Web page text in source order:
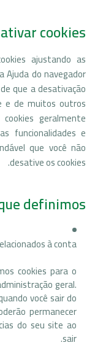
cookies
ajustando as
Ajuda do navegador
que a desativação
e de muitos outros
geralmente
funcionalidades e
que você não
desative os cookies.
definimos
à conta
cookies para o
geral.
você sair do
permanecer
do seu site ao
sair.